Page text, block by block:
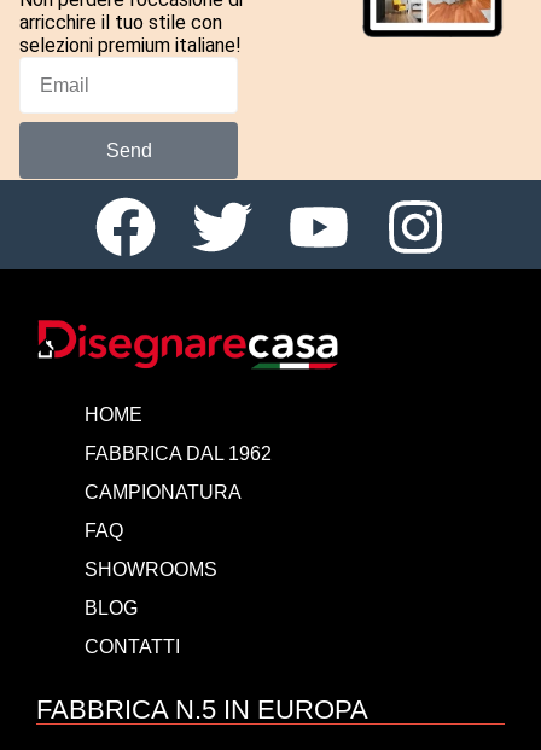
arricchire il tuo stile con
selezioni premium italiane!
Send
HOME
FABBRICA DAL 1962
CAMPIONATURA
FAQ
SHOWROOMS
BLOG
CONTATTI
FABBRICA N.5 IN EUROPA